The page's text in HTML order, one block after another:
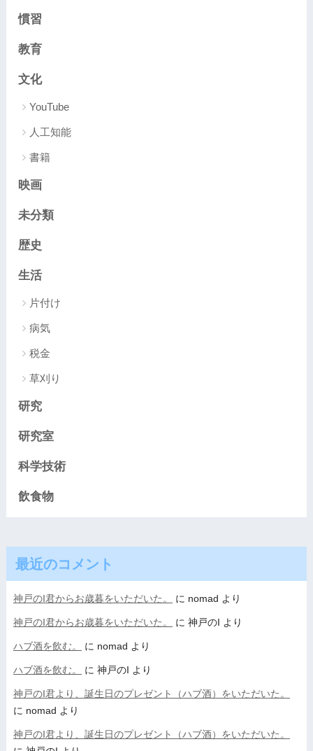
慣習
教育
文化
YouTube
人工知能
書籍
映画
未分類
歴史
生活
片付け
病気
税金
草刈り
研究
研究室
科学技術
飲食物
最近のコメント
神戸のI君からお歳暮をいただいた。 に nomad より
神戸のI君からお歳暮をいただいた。 に 神戸のI より
ハブ酒を飲む。 に nomad より
ハブ酒を飲む。 に 神戸のI より
神戸のI君より、誕生日のプレゼント（ハブ酒）をいただいた。
に nomad より
神戸のI君より、誕生日のプレゼント（ハブ酒）をいただいた。